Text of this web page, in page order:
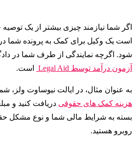
اگر شما نیازمند چیزی بیشتر از یک
است یک وکیل برای کمک به پرونده شما در
شود. اگرچه نمایندگی از طرف شما در
آزمون درآمد توسط Legal Aid
است.
به عنوان مثال، در ایالت نیوساوت ولز،
هزینه کمک های حقوقی دریافت کنید و
بسته به شرایط مالی شما و نوع مشکل
روبرو هستید.